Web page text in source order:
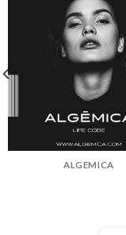
ALGEMICA